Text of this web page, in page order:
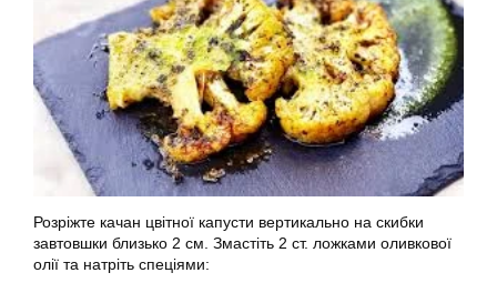
Розріжте качан цвітної капусти вертикально на скибки
завтовшки близько 2 см. Змастіть 2 ст. ложками оливкової
олії та натріть спеціями: